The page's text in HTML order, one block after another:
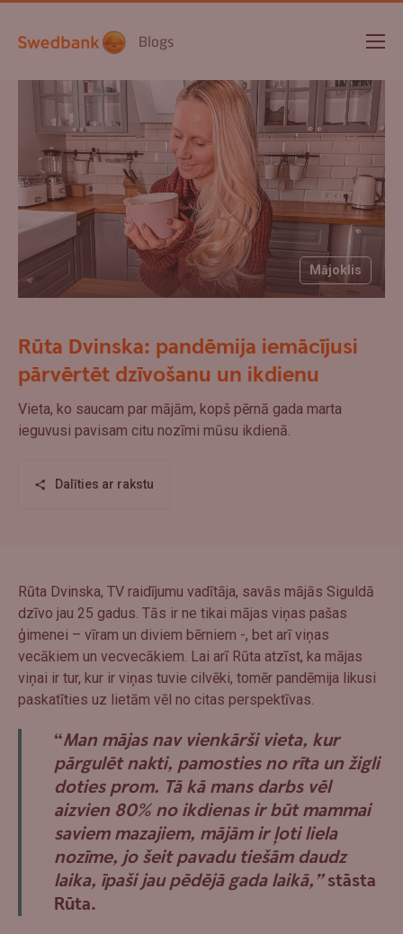
Blogs
Mājoklis
Rūta Dvinska: pandēmija iemācījusi
pārvērtēt dzīvošanu un ikdienu
Vieta, ko saucam par mājām, kopš pērnā gada marta
ieguvusi pavisam citu nozīmi mūsu ikdienā.
Dalīties ar rakstu
Rūta Dvinska, TV raidījumu vadītāja, savās mājās Siguldā
dzīvo jau 25 gadus. Tās ir ne tikai mājas viņas pašas
ģimenei – vīram un diviem bērniem -, bet arī viņas
vecākiem un vecvecākiem. Lai arī Rūta atzīst, ka mājas
viņai ir tur, kur ir viņas tuvie cilvēki, tomēr pandēmija likusi
paskatīties uz lietām vēl no citas perspektīvas.
“Man mājas nav vienkārši vieta, kur
pārgulēt nakti, pamosties no rīta un žigli
doties prom. Tā kā mans darbs vēl
aizvien 80% no ikdienas ir būt mammai
saviem mazajiem, mājām ir ļoti liela
nozīme, jo šeit pavadu tiešām daudz
laika, īpaši jau pēdējā gada laikā,”stāsta
Rūta.